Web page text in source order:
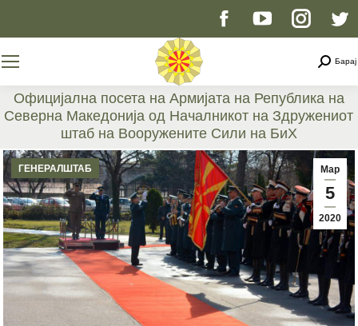
Facebook
opens
in
new
window
YouTube
opens
in
new
window
page
opens
new
window
Барај
Официјална посета на Армијата на Република на
Северна Македонија од Началникот на Здружениот
штаб на Вооружените Сили на БиХ
You are here:
Мар
5
2020
ГЕНЕРАЛШТАБ